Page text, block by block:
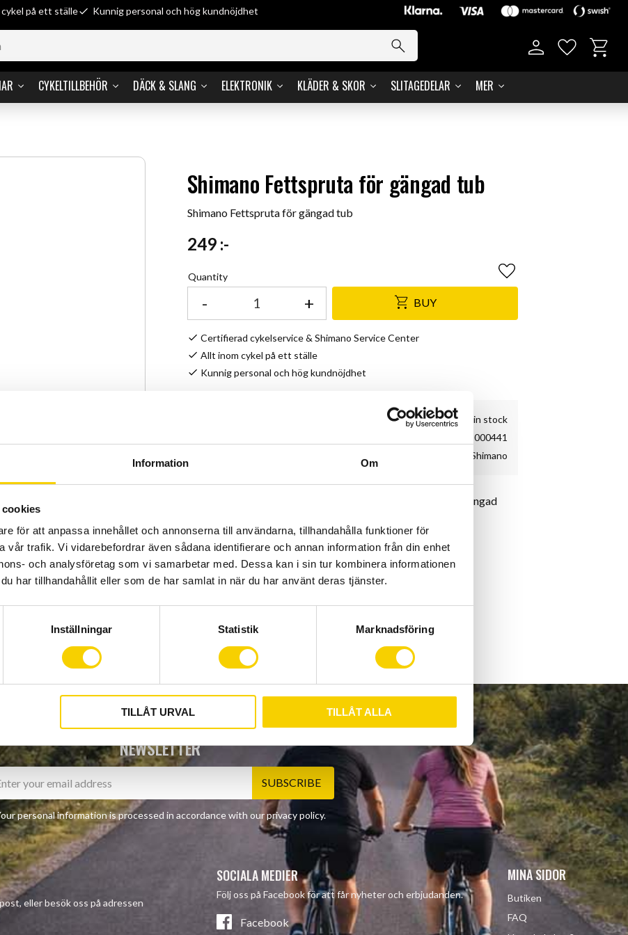
Information Om
för att anpassa innehållet och annonserna till användarna, tillhandahålla funktioner för
vår trafik. Vi vidarebefordrar även sådana identifierare och annan information från din enhet
och analysföretag som vi samarbetar med. Dessa kan i sin tur kombinera informationen
har tillhandahållit eller som de har samlat in när du har använt deras tjänster.
Inställningar Statistik Marknadsföring
TILLÅT URVAL TILLÅT ALLA
på ett ställe Kunnig personal och hög kundnöjdhet
CYKELTILLBEHÖR DÄCK & SLANG ELEKTRONIK KLÄDER & SKOR SLITAGEDELAR MER
Favorites
Shimano Fettspruta för gängad tub
Shimano Fettspruta för gängad tub
249:-
Quantity
+
- BUY
Add to favorites
Certifierad cykelservice & Shimano Service Center
Allt inom cykel på ett ställe
Kunnig personal och hög kundnöjdhet
7 pc. in stock
WS8000441
Shimano
Fettspruta för fett eller monteringspasta. Passar tub med gängad
Show all products from Shimano
NEWSLETTER
SUBSCRIBE
personal information is processed in accordance with ourprivacy policy.
eller besök oss på adressen
SOCIALA MEDIER
Följ oss på Facebook för att får nyheter och erbjudanden.
Facebook
MINA SIDOR
Butiken
FAQ